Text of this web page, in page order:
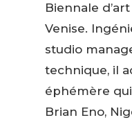
Biennale
Venise.
studio
technique, il
éphémère
Brian Eno,